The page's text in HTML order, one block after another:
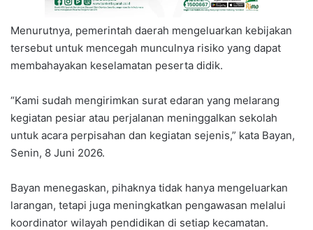
Menurutnya, pemerintah daerah mengeluarkan kebijakan
tersebut untuk mencegah munculnya risiko yang dapat
membahayakan keselamatan peserta didik.
“Kami sudah mengirimkan surat edaran yang melarang
kegiatan pesiar atau perjalanan meninggalkan sekolah
untuk acara perpisahan dan kegiatan sejenis,” kata Bayan,
Senin, 8 Juni 2026.
Bayan menegaskan, pihaknya tidak hanya mengeluarkan
larangan, tetapi juga meningkatkan pengawasan melalui
koordinator wilayah pendidikan di setiap kecamatan.